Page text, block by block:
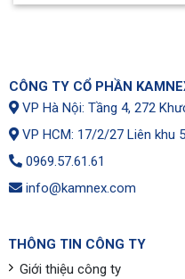
CÔNG TY CỔ PHẦN
VP Hà Nội: Tầng 4, 272
VP HCM: 17/2/27 Liên khu 5
0969.57.61.61
info@kamnex.com
THÔNG TIN CÔNG TY
Giới thiệu công ty